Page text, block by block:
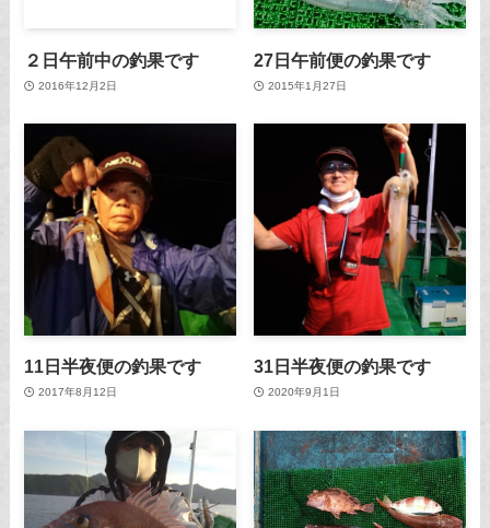
２日午前中の釣果です
2016年12月2日
27日午前便の釣果です
2015年1月27日
11日半夜便の釣果です
2017年8月12日
31日半夜便の釣果です
2020年9月1日